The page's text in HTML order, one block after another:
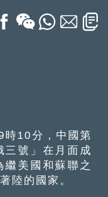
10分，中國第
三號」在月面成
美國和蘇聯之
陸的國家。